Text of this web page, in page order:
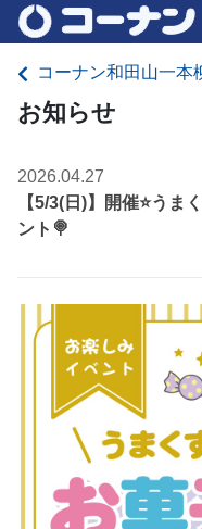
コーナン和田山一本
お知らせ
2026.04.27
【5/3(日)】開催⭐️う
ント🍭